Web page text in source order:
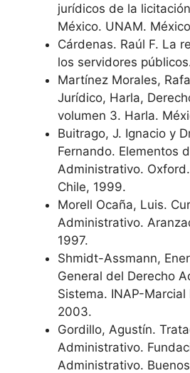
jurídicos de la
México. UNAM.
Cárdenas. Raúl F. La
los servidores
Martínez Morales,
Jurídico, Harla,
volumen 3. Harla.
Buitrago, J. Ignacio y
Fernando. Elementos
Administrativo.
Chile, 1999.
Morell Ocaña, Luis.
Administrativo.
1997.
Shmidt-Assmann,
General del Derecho
Sistema. INAP-
2003.
Gordillo, Agustín.
Administrativo.
Administrativo.